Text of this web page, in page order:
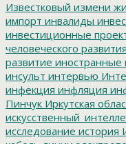
Известковый измени
импорт инвалиды
инвестиционные
человеческого развития
развитие иностранные
инсульт интервью
инфекция инфляция
Пинчук Иркутская
исследование история